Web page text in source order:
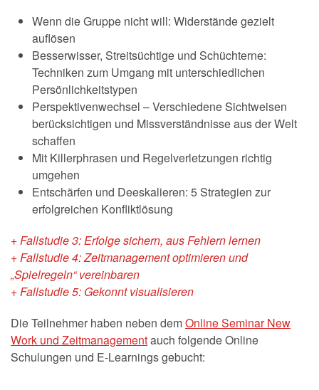
Wenn die Gruppe nicht will: Widerstände gezielt
auflösen
Besserwisser, Streitsüchtige und Schüchterne:
Techniken zum Umgang mit unterschiedlichen
Persönlichkeitstypen
Perspektivenwechsel – Verschiedene Sichtweisen
berücksichtigen und Missverständnisse aus der Welt
schaffen
Mit Killerphrasen und Regelverletzungen richtig
umgehen
Entschärfen und Deeskalieren: 5 Strategien zur
erfolgreichen Konfliktlösung
+ Fallstudie 3: Erfolge sichern, aus Fehlern lernen
+ Fallstudie 4: Zeitmanagement optimieren und
„Spielregeln“ vereinbaren
+ Fallstudie 5: Gekonnt visualisieren
Die Teilnehmer haben neben demOnline Seminar New
Work und Zeitmanagementauch folgende Online
Schulungen und E-Learnings gebucht: